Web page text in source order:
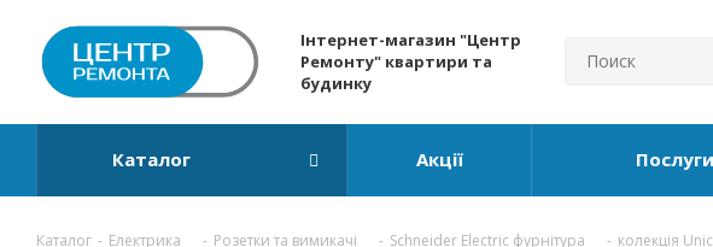
Інтернет-магазин "Центр
Ремонту" квартири та
будинку
Каталог Акції Послуги
Каталог - Електрика - Розетки та вимикачі - Schneider Electric фурнітура - колекція